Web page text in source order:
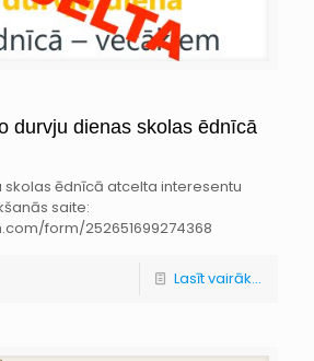
durvju dienas skolas ēdnīcā
skolas ēdnīcā atcelta interesentu
saite:
form/252651699274368
Lasīt vairāk...